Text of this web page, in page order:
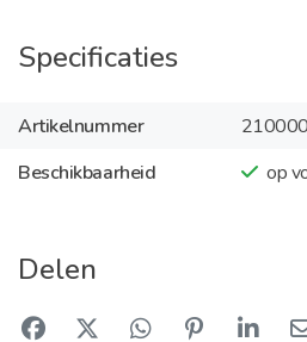
Specificaties
Artikelnummer
Beschikbaarheid
op
Delen